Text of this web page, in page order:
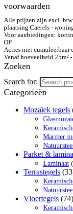
voorwaarden
Alle prijzen zijn excl. btw
plaatsing Caerels -
Voor aanbiedingen:
OP
Acties niet cumuleerbaar
Vanaf hoeveelheid 25m²
Zoeken
Search for:
Categorieën
Mozaïek tegels
Marmer
Parket &
Laminaat
Terrastegels
Vloertegels (74)